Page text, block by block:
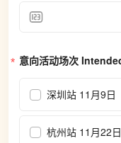
意向活动场次
深圳站 11月9日
杭州站 11月22